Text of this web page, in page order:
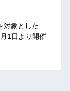
対象とした
1日より開催